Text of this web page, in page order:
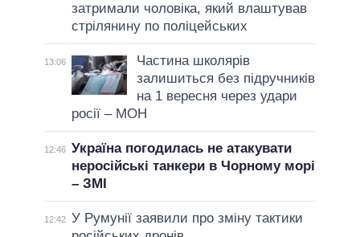
затримали чоловіка, який влаштував
стрілянину по поліцейських
13:06
Частина школярів
залишиться без підручників
на 1 вересня через удари
росії – МОН
12:46 Україна погодилась не атакувати
неросійські танкери в Чорному морі
– ЗМІ
12:42 У Румунії заявили про зміну тактики